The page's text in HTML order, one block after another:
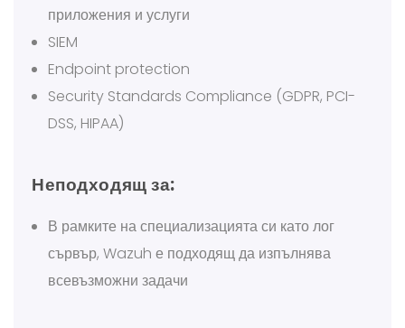
приложения и услуги
SIEM
Endpoint protection
Security Standards Compliance (GDPR, PCI-
DSS, HIPAA)
Неподходящ за:
В рамките на специализацията си като лог
сървър, Wazuh е подходящ да изпълнява
всевъзможни задачи